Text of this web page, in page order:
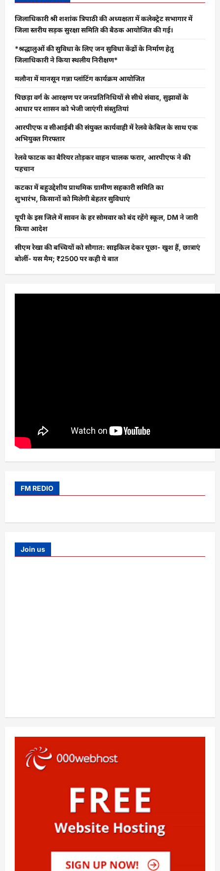
जिलाधिकारी श्री शशांक त्रिपाठी की अध्यक्षता में कलेक्ट्रेट सभागार में
जिला स्तरीय सड़क सुरक्षा समिति की बैठक आयोजित की गई।
*श्रद्धालुओं की सुविधा के लिए जन सुविधा केंद्रों के निर्माण हेतु
जिलाधिकारी ने किया स्थलीय निरीक्षण*
मलौना में मानसून गन्ना प्लांटिंग कार्यक्रम आयोजित
पिछड़ा वर्ग के आरक्षण पर जनप्रतिनिधियों से सीधे संवाद, सुझावों के
आधार पर शासन को भेजी जाएंगी संस्तुतियां
आरपीएफ व सीआईबी की संयुक्त कार्यवाही में रेलवे केबिल के साथ एक
अभियुक्त गिरफ्तार
रेलवे फाटक का बैरियर तोड़कर वाहन चालक फरार, आरपीएफ ने की
पहचान
कटका में बहुउद्देशीय प्राथमिक ग्रामीण सहकारी समिति का
शुभारंभ, किसानों को मिलेगी बेहतर सुविधाएं
यूपी के इस जिले में सावन के हर सोमवार को बंद रहेंगे स्कूल, DM ने जारी
किया आदेश
सीएम रेखा की बच्चियों को सौगात: साइकिल देकर पूछा- खुश हैं, छात्राएं
बोलीं- यस मैम; ₹2500 पर कही ये बात
FM REDIO
Join us